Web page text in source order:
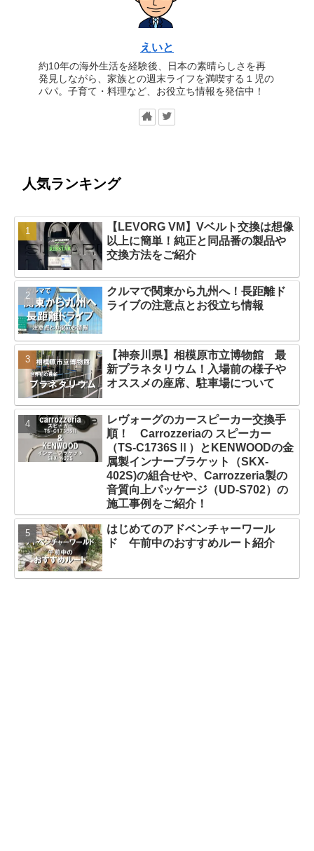
えいと
約10年の海外生活を経験後、日本の素晴らしさを再
発見しながら、家族との週末ライフを満喫する１児の
パパ。子育て・料理など、お役立ち情報を発信中！
人気ランキング
【LEVORG VM】Vベルト交換は想像
以上に簡単！純正と同品番の製品や
交換方法をご紹介
クルマで関東から九州へ！長距離ド
ライブの注意点とお役立ち情報
【神奈川県】相模原市立博物館 最
新プラネタリウム！入場前の様子や
オススメの座席、駐車場について
レヴォーグのカースピーカー交換手
順！ Carrozzeriaの スピーカー
（TS-C1736SⅡ）とKENWOODの金
属製インナーブラケット（SKX-
402S)の組合せや、Carrozzeria製の
音質向上パッケージ（UD-S702）の
施工事例をご紹介！
はじめてのアドベンチャーワール
ド 午前中のおすすめルート紹介